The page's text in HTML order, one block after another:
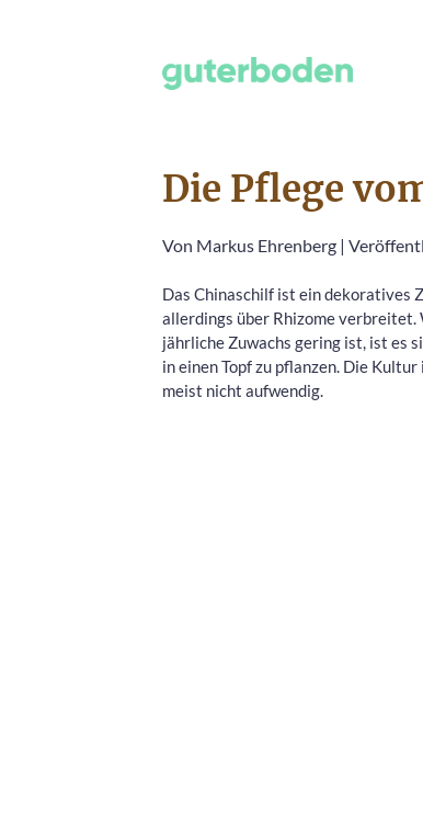
Die Pflege
Von Markus Ehrenberg |
Das Chinaschilf ist ein dekoratives
allerdings über Rhizome verbreitet.
jährliche Zuwachs gering ist, ist es
in einen Topf zu pflanzen. Die
meist nicht aufwendig.